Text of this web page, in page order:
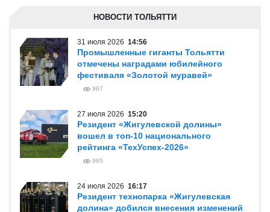
НОВОСТИ ТОЛЬЯТТИ
31 июля 2026 14:56
Промышленные гиганты Тольятти
отмечены наградами юбилейного
фестиваля «Золотой муравей»
967
27 июля 2026 15:20
Резидент «Жигулевской долины»
вошел в топ-10 национального
рейтинга «ТехУспех-2026»
965
24 июля 2026 16:17
Резидент технопарка «Жигулевская
долина» добился внесения изменений